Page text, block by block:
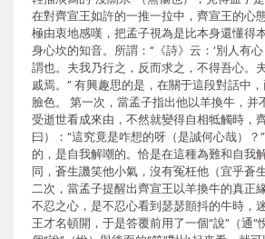
在對齊宣王如許的一推一拉中，齊宣王的心
極由衷地感嘆，把孟子視為是比本身還懂得
身心坎的知音。所謂：“《詩》云：‘別人有
謂也。夫我乃行之，反而求之，不得吾心。
戚焉。” 有興趣思的是，在關于這段對話中
臉色。 第一次，當孟子指出他以羊換牛，并
受逝世看成來由，不然就變得自相牴觸時，
曰）：“這究竟是咋想的呀（是誠何心哉）
的，是自我解嘲的。恰是在這種為難和自我
同，蒼生譏笑他小氣，沒有冤枉他（宜乎蒼
二次，當孟子提醒出齊宣王以羊換牛的真正
不忍之心，是不忍心看到瑟瑟顫抖的牛時，
王才名頓開，于是答覆前用了一個“說”（通“